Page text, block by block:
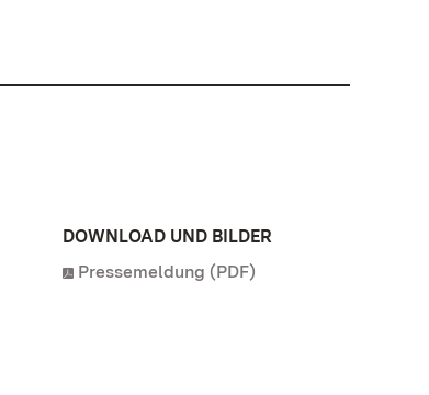
DOWNLOAD UND BILDER
Pressemeldung (PDF)